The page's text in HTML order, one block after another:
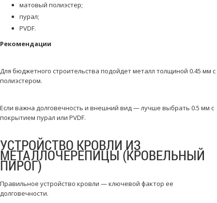
матовый полиэстер;
пурал;
PVDF.
Рекомендации
Для бюджетного строительства подойдет металл толщиной 0.45 мм с
полиэстером.
Если важна долговечность и внешний вид — лучше выбрать 0.5 мм с
покрытием пурал или PVDF.
УСТРОЙСТВО КРОВЛИ ИЗ
МЕТАЛЛОЧЕРЕПИЦЫ (КРОВЕЛЬНЫЙ
ПИРОГ)
Правильное устройство кровли — ключевой фактор ее
долговечности.